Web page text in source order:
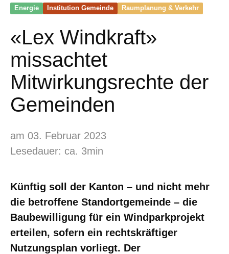
Energie Institution Gemeinde Raumplanung & Verkehr
«Lex Windkraft»
missachtet
Mitwirkungsrechte der
Gemeinden
am 03. Februar 2023
Lesedauer: ca. 3min
Künftig soll der Kanton – und nicht mehr
die betroffene Standortgemeinde – die
Baubewilligung für ein Windparkprojekt
erteilen, sofern ein rechtskräftiger
Nutzungsplan vorliegt. Der